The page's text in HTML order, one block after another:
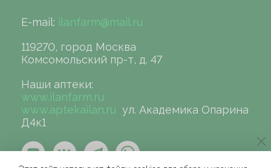
E-mail: ilanfarm@mail.ru
119270, город Москва
Комсомольский пр-т, д. 47
Наши аптеки:
www.ilanfarm.ru
www.aptekailan.ru ул. Академика Опарина
Д4к1